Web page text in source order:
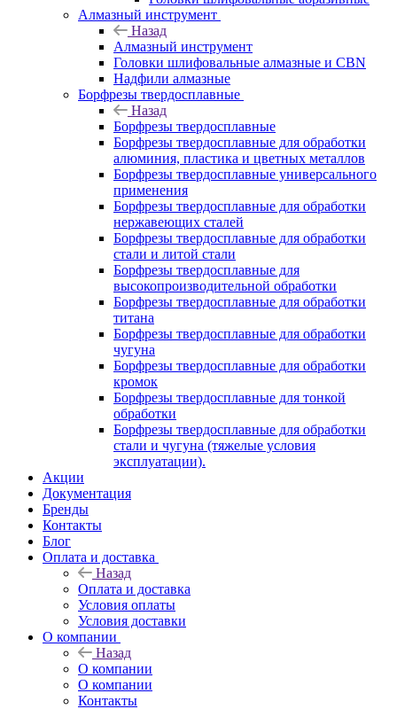
Алмазный инструмент
Назад
Алмазный инструмент
Головки шлифовальные алмазные и CBN
Надфили алмазные
Борфрезы твердосплавные
Назад
Борфрезы твердосплавные
Борфрезы твердосплавные для обработки
алюминия, пластика и цветных металлов
Борфрезы твердосплавные универсального
применения
Борфрезы твердосплавные для обработки
нержавеющих сталей
Борфрезы твердосплавные для обработки
стали и литой стали
Борфрезы твердосплавные для
высокопроизводительной обработки
Борфрезы твердосплавные для обработки
титана
Борфрезы твердосплавные для обработки
чугуна
Борфрезы твердосплавные для обработки
кромок
Борфрезы твердосплавные для тонкой
обработки
Борфрезы твердосплавные для обработки
стали и чугуна (тяжелые условия
эксплуатации).
Акции
Документация
Бренды
Контакты
Блог
Оплата и доставка
Назад
Оплата и доставка
Условия оплаты
Условия доставки
О компании
Назад
О компании
О компании
Контакты